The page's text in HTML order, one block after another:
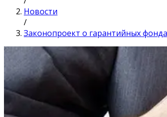
Новости
/
Законопроект о гарантийных